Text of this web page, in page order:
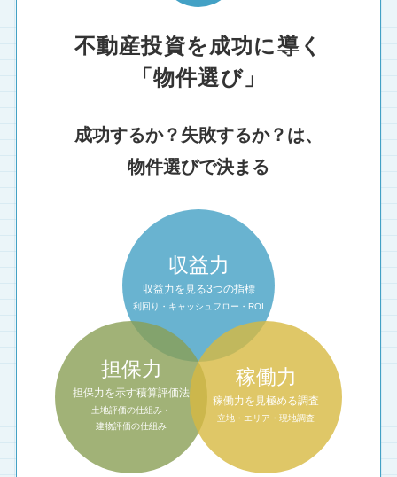
不動産投資を成功に導く
「物件選び」
成功するか？失敗するか？は、
物件選びで決まる
収益力
収益力を見る3つの指標
利回り・キャッシュフロー・ROI
担保力
担保力を示す積算評価法
土地評価の仕組み・
建物評価の仕組み
稼働力
稼働力を見極める調査
立地・エリア・現地調査